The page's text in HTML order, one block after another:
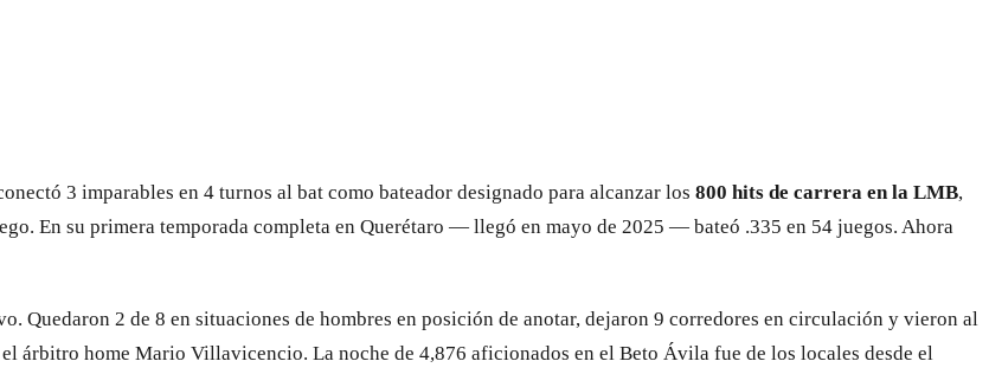
3 imparables en 4 turnos al bat como bateador designado para alcanzar los 800 hits de carrera en la LMB,
En su primera temporada completa en Querétaro — llegó en mayo de 2025 — bateó .335 en 54 juegos. Ahora
Quedaron 2 de 8 en situaciones de hombres en posición de anotar, dejaron 9 corredores en circulación y vieron al
árbitro home Mario Villavicencio. La noche de 4,876 aficionados en el Beto Ávila fue de los locales desde el